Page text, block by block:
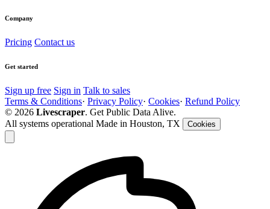
Company
Pricing Contact us
Get started
Sign up free Sign in Talk to sales
Terms & Conditions· Privacy Policy· Cookies· Refund Policy
© 2026 Livescraper. Get Public Data Alive.
All systems operational Made in Houston, TX Cookies